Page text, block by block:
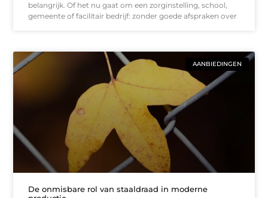
belangrijk. Of het nu gaat om een zorginstelling, school,
gemeente of facilitair bedrijf: zonder goede afspraken over
AANBIEDINGEN
De onmisbare rol van staaldraad in moderne